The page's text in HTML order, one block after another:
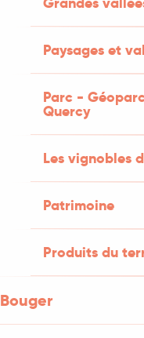
Paysages et
Parc -
Quercy
Les vignobles
Patrimoine
Produits du
Bouger